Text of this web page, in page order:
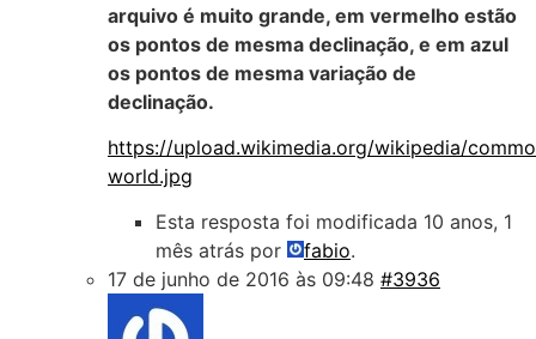
arquivo é muito grande, em vermelho estão
os pontos de mesma declinação, e em azul
os pontos de mesma variação de
declinação.
https://upload.wikimedia.org/wikipedia/
world.jpg
Esta resposta foi modificada 10 anos, 1
mês atrás por
fabio.
17 de junho de 2016 às 09:48 #3936